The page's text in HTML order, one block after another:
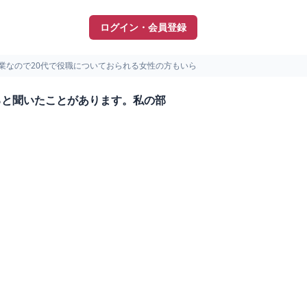
ログイン・会員登録
なので20代で役職についておられる女性の方もいら...
聞いたことがあります。私の部